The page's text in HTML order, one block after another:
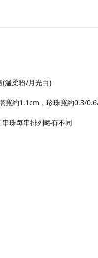
溫柔粉/月光白)
寬約1.1cm，珍珠寬約0.3/
珠每串排列略有不同